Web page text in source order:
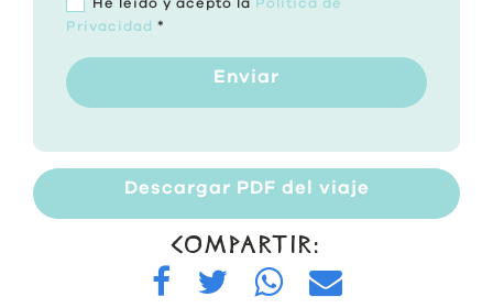
He leído y acepto la Política de
Privacidad *
Enviar
Descargar PDF del viaje
COMPARTIR: